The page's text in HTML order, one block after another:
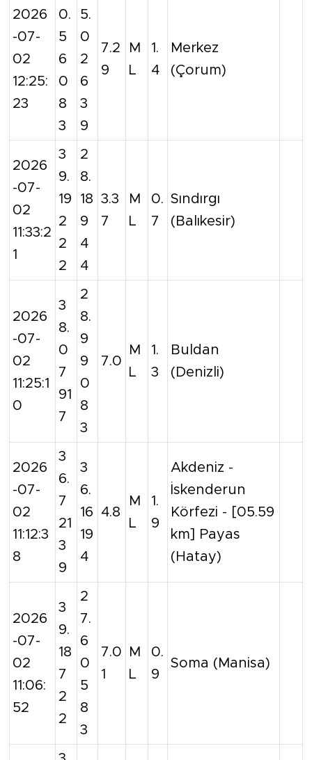
2026
-07-
02
12:25:
23
0.
5
6
0
8
3
5.
0
2
6
3
9
7.2
9
M
L
1.
4
Merkez
(Çorum)
2026
-07-
02
11:33:2
1
3
9.
19
2
2
2
2
8.
18
9
4
4
3.3
7
M
L
0.
7
Sındırgı
(Balıkesir)
2026
-07-
02
11:25:1
0
3
8.
0
7
91
7
2
8.
9
9
0
8
3
7.0
M
L
1.
3
Buldan
(Denizli)
2026
-07-
02
11:12:3
8
3
6.
7
21
3
9
3
6.
16
19
4
4.8
M
L
1.
9
Akdeniz -
İskenderun
Körfezi - [05.59
km] Payas
(Hatay)
2026
-07-
02
11:06:
52
3
9.
18
7
2
2
2
7.
6
0
5
8
3
7.0
1
M
L
0.
9
Soma (Manisa)